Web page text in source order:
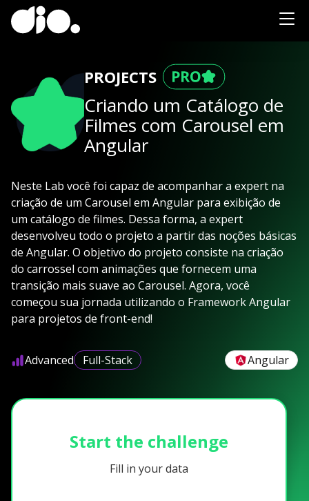
PROJECTS
Criando um Catálogo de
Filmes com Carousel em
Angular
Neste Lab você foi capaz de acompanhar a expert na
criação de um Carousel em Angular para exibição de
um catálogo de filmes. Dessa forma, a expert
desenvolveu todo o projeto a partir das noções básicas
de Angular. O objetivo do projeto consiste na criação
do carrossel com animações que fornecem uma
transição mais suave ao Carousel. Agora, você
começou sua jornada utilizando o Framework Angular
para projetos de front-end!
Advanced Full-Stack Angular
Start the challenge
Fill in your data